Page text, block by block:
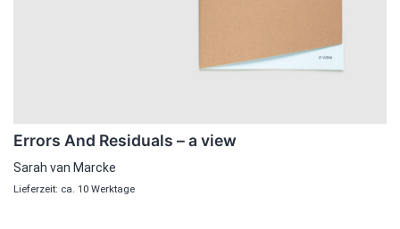
Errors And Residuals – a view
Sarah van Marcke
Lieferzeit: ca. 10 Werktage